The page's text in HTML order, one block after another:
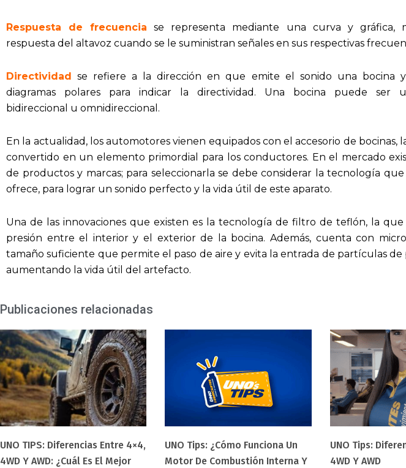
Respuesta de frecuencia
se representa mediante una curva y gráfica,
respuesta del altavoz cuando se le suministran señales en sus respectivas
Directividad se refiere a la dirección en que emite el sonido una bocina
diagramas polares para indicar la directividad. Una bocina puede ser
bidireccional u omnidireccional.
En la actualidad, los automotores vienen equipados con el accesorio de bocinas,
convertido en un elemento primordial para los conductores. En el mercado
de productos y marcas; para seleccionarla se debe considerar la tecnología
ofrece, para lograr un sonido perfecto y la vida útil de este aparato.
Una de las innovaciones que existen es la tecnología de filtro de teflón, la que
presión entre el interior y el exterior de la bocina. Además, cuenta con
tamaño suficiente que permite el paso de aire y evita la entrada de partículas de
aumentando la vida útil del artefacto.
Publicaciones relacionadas
UNO TIPS: Diferencias Entre 4×4,
4WD Y AWD: ¿Cuál Es El Mejor
UNO Tips: ¿Cómo Funciona Un
Motor De Combustión Interna Y
UNO Tips:
4WD Y AWD